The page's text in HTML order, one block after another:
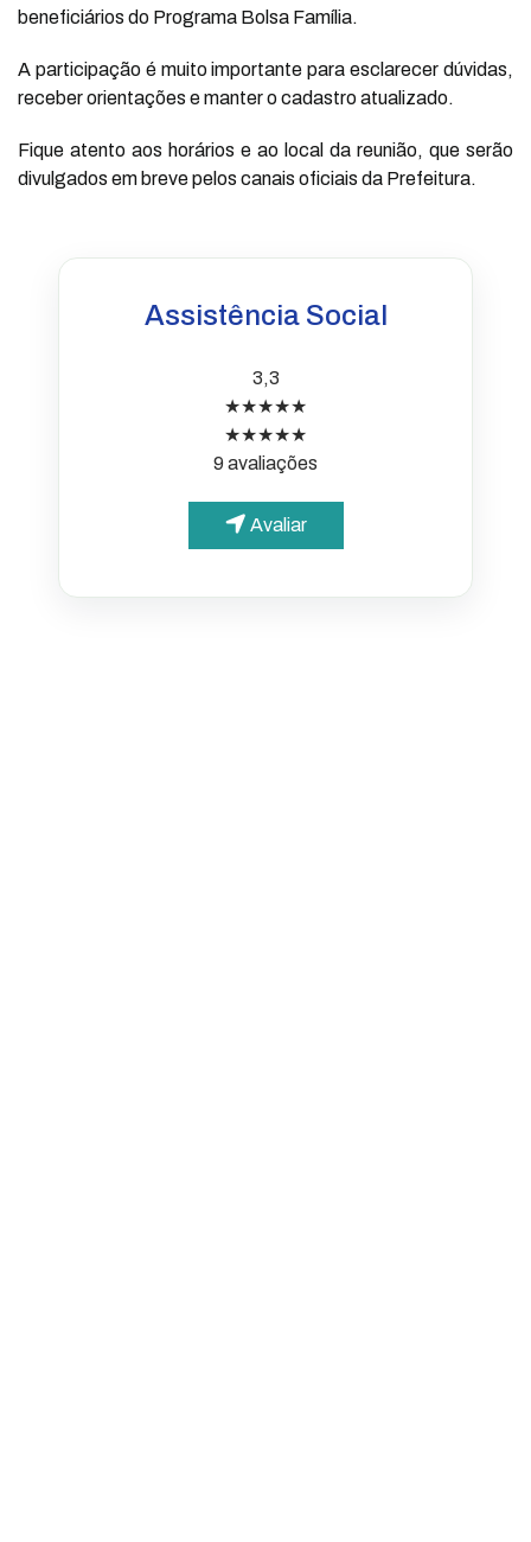
beneficiários do Programa Bolsa Família.
A participação é muito importante para esclarecer dúvidas,
receber orientações e manter o cadastro atualizado.
Fique atento aos horários e ao local da reunião, que serão
divulgados em breve pelos canais oficiais da Prefeitura.
Assistência Social
3,3
★★★★★
★★★★★
9 avaliações
Avaliar